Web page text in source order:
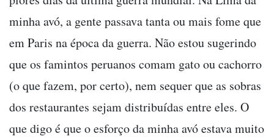
minha avó, a gente passava tanta ou mais fome que
em Paris na época da guerra. Não estou sugerindo
que os famintos peruanos comam gato ou cachorro
(o que fazem, por certo), nem sequer que as sobras
dos restaurantes sejam distribuídas entre eles. O
que digo é que o esforço da minha avó estava muito